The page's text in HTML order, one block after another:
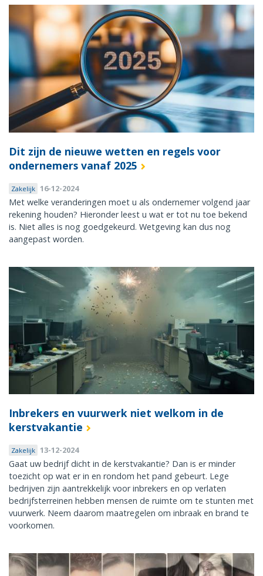
Dit zijn de nieuwe wetten en regels voor
ondernemers vanaf 2025
Zakelijk 16-12-2024
Met welke veranderingen moet u als ondernemer volgend jaar
rekening houden? Hieronder leest u wat er tot nu toe bekend
is. Niet alles is nog goedgekeurd. Wetgeving kan dus nog
aangepast worden.
Inbrekers en vuurwerk niet welkom in de
kerstvakantie
Zakelijk 13-12-2024
Gaat uw bedrijf dicht in de kerstvakantie? Dan is er minder
toezicht op wat er in en rondom het pand gebeurt. Lege
bedrijven zijn aantrekkelijk voor inbrekers en op verlaten
bedrijfsterreinen hebben mensen de ruimte om te stunten met
vuurwerk. Neem daarom maatregelen om inbraak en brand te
voorkomen.